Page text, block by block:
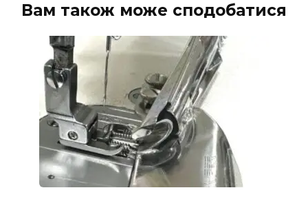
Вам також може сподобатися